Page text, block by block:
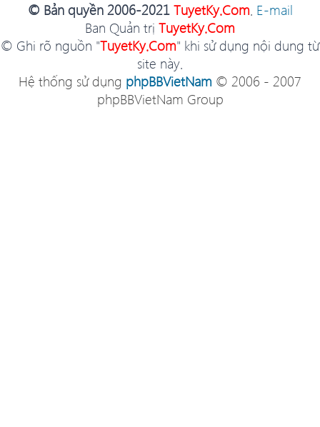
© Bản quyền 2006-2021 TuyetKy.Com. E-mail
Ban Quản trị TuyetKy.Com
© Ghi rõ nguồn "TuyetKy.Com" khi sử dụng nội dung từ
site này.
Hệ thống sử dụng phpBBVietNam © 2006 - 2007
phpBBVietNam Group